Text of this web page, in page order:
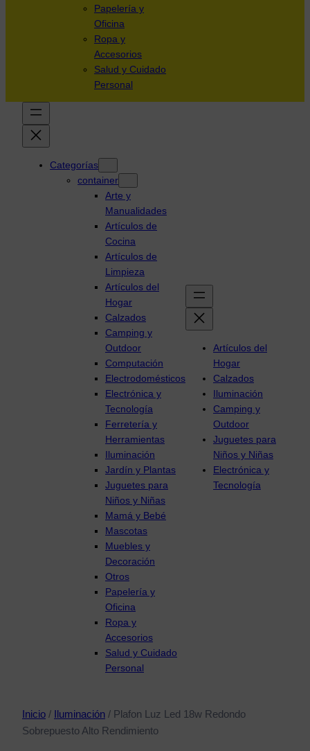
Papelería y
Oficina
Ropa y
Accesorios
Salud y Cuidado
Personal
Categorías
container
Arte y
Manualidades
Artículos de
Cocina
Artículos de
Limpieza
Artículos del
Hogar
Calzados
Camping y
Outdoor
Computación
Electrodomésticos
Electrónica y
Tecnología
Ferretería y
Herramientas
Iluminación
Jardín y Plantas
Juguetes para
Niños y Niñas
Mamá y Bebé
Mascotas
Muebles y
Decoración
Otros
Papelería y
Oficina
Ropa y
Accesorios
Salud y Cuidado
Personal
Artículos del
Hogar
Calzados
Iluminación
Camping y
Outdoor
Juguetes para
Niños y Niñas
Electrónica y
Tecnología
Inicio / Iluminación / Plafon Luz Led 18w Redondo
Sobrepuesto Alto Rendimiento